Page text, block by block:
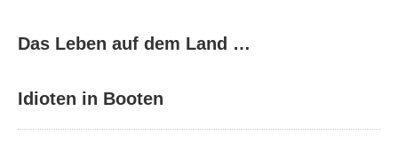
Das Leben auf dem Land …
Idioten in Booten